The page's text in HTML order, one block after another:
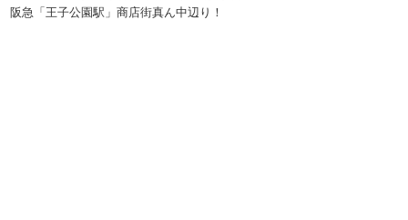
阪急「王子公園駅」商店街真ん中辺り！